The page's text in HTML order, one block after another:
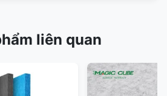
liên quan